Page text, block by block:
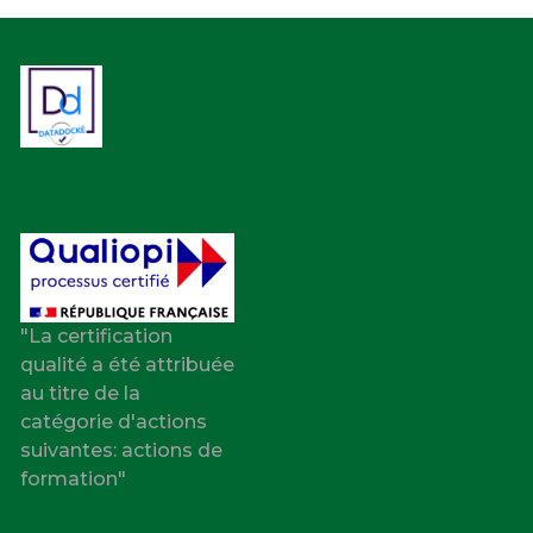
"La certification
qualité a été attribuée
au titre de la
catégorie d'actions
suivantes: actions de
formation"